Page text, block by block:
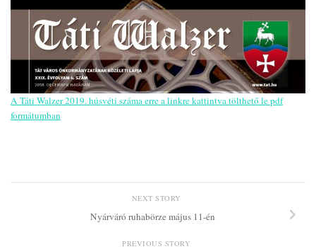
A Táti Walzer 2019. húsvéti száma erre a linkre kattintva tölthető le pdf
formátumban
NEXT STORY
Nyárváró ruhabörze május 11-én
PREVIOUS STORY